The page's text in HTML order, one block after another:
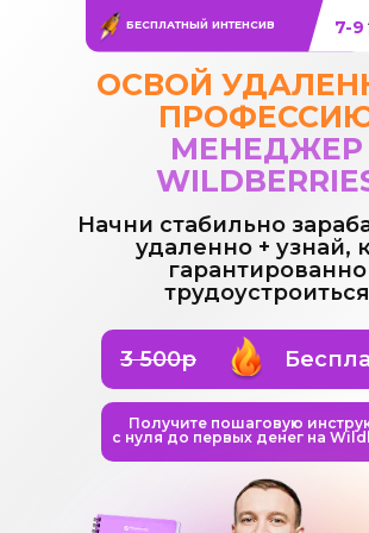
ОСВОЙ
МЕНЕДЖЕР
Получите пошаговую
с нуля до первых денег на
БЕСПЛАТНЫЙ ИНТЕНСИВ
3 500р
Начни стабильно
удаленно + узнай,
гарантированно
трудоустроиться
7-9